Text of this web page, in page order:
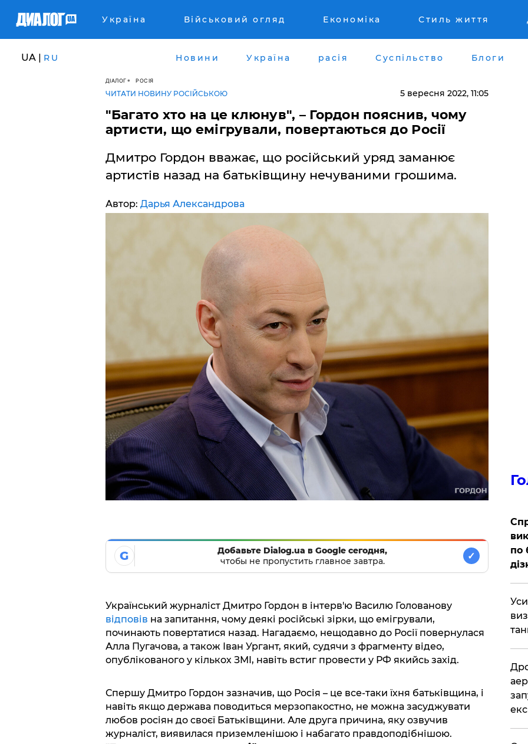
Україна Військовий огляд Економіка Стиль життя
UA | RU Новини Україна расія Суспільство Блоги
ДІАЛОГ РОСІЯ
ЧИТАТИ НОВИНУ РОСІЙСЬКОЮ 5 вересня 2022, 11:05
"Багато хто на це клюнув", – Гордон пояснив, чому
артисти, що емігрували, повертаються до Росії
Дмитро Гордон вважає, що російський уряд заманює
артистів назад на батьківщину нечуваними грошима.
Автор: Дарья Александрова
G
Добавьте Dialog.ua в Google сегодня,
чтобы не пропустить главное завтра.
✓
Український журналіст Дмитро Гордон в інтерв'ю Василю Голованову
відповів на запитання, чому деякі російські зірки, що емігрували,
починають повертатися назад. Нагадаємо, нещодавно до Росії повернулася
Алла Пугачова, а також Іван Ургант, який, судячи з фрагменту відео,
опублікованого у кількох ЗМІ, навіть встиг провести у РФ якийсь захід.
Спершу Дмитро Гордон зазначив, що Росія – це все-таки їхня батьківщина, і
навіть якщо держава поводиться мерзопакостно, не можна засуджувати
любов росіян до своєї Батьківщини. Але друга причина, яку озвучив
журналіст, виявилася приземленішою і набагато правдоподібнішою.
по